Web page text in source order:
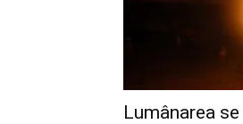
Lumânarea